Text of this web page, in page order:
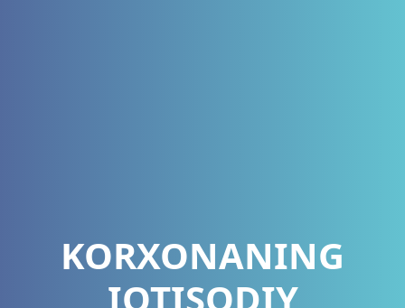
KORXONANING